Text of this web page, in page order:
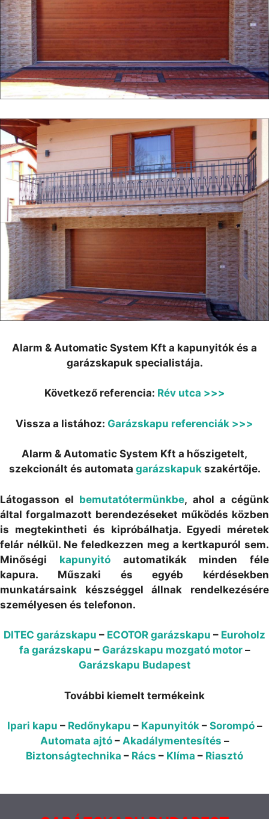
Alarm & Automatic System Kft a kapunyitók és a
garázskapuk specialistája.
Következő referencia: Rév utca >>>
Vissza a listához: Garázskapu referenciák >>>
Alarm & Automatic System Kft a hőszigetelt,
szekcionált és automata garázskapukszakértője.
Látogasson el bemutatótermünkbe, ahol a cégünk
által forgalmazott berendezéseket működés közben
is megtekintheti és kipróbálhatja. Egyedi méretek
felár nélkül. Ne feledkezzen meg a kertkapuról sem.
Minőségi kapunyitóautomatikák minden féle
kapura. Műszaki és egyéb kérdésekben
munkatársaink készséggel állnak rendelkezésére
személyesen és telefonon.
DITEC garázskapu – ECOTOR garázskapu – Euroholz
fa garázskapu – Garázskapu mozgató motor–
Garázskapu Budapest
További kiemelt termékeink
Ipari kapu – Redőnykapu – Kapunyitók– Sorompó–
Automata ajtó– Akadálymentesítés –
Biztonságtechnika – Rács – Klíma – Riasztó